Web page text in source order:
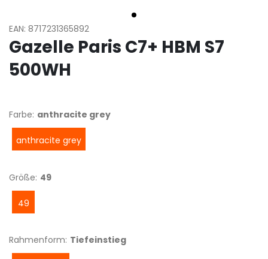
EAN: 8717231365892
Gazelle Paris C7+ HBM S7
500WH
Farbe: anthracite grey
anthracite grey
Größe: 49
49
Rahmenform: Tiefeinstieg